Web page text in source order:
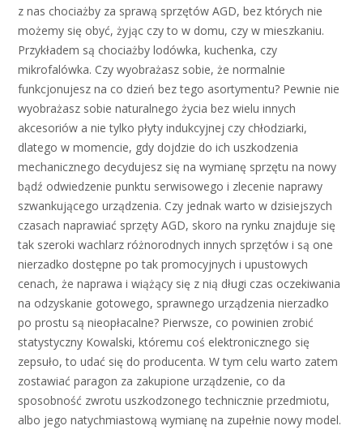
z nas chociażby za sprawą sprzętów AGD, bez których nie
możemy się obyć, żyjąc czy to w domu, czy w mieszkaniu.
Przykładem są chociażby lodówka, kuchenka, czy
mikrofalówka. Czy wyobrażasz sobie, że normalnie
funkcjonujesz na co dzień bez tego asortymentu? Pewnie nie
wyobrażasz sobie naturalnego życia bez wielu innych
akcesoriów a nie tylko płyty indukcyjnej czy chłodziarki,
dlatego w momencie, gdy dojdzie do ich uszkodzenia
mechanicznego decydujesz się na wymianę sprzętu na nowy
bądź odwiedzenie punktu serwisowego i zlecenie naprawy
szwankującego urządzenia. Czy jednak warto w dzisiejszych
czasach naprawiać sprzęty AGD, skoro na rynku znajduje się
tak szeroki wachlarz różnorodnych innych sprzętów i są one
nierzadko dostępne po tak promocyjnych i upustowych
cenach, że naprawa i wiążący się z nią długi czas oczekiwania
na odzyskanie gotowego, sprawnego urządzenia nierzadko
po prostu są nieopłacalne? Pierwsze, co powinien zrobić
statystyczny Kowalski, któremu coś elektronicznego się
zepsuło, to udać się do producenta. W tym celu warto zatem
zostawiać paragon za zakupione urządzenie, co da
sposobność zwrotu uszkodzonego technicznie przedmiotu,
albo jego natychmiastową wymianę na zupełnie nowy model.